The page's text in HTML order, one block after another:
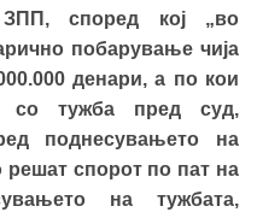
ЗПП, според кој „во
побарување чија
денари, а по кои
со тужба пред суд,
поднесувањето на
решат спорот по пат на
на тужбата,